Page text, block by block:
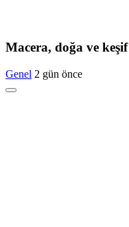
Macera, doğa ve
Genel 2 gün önce